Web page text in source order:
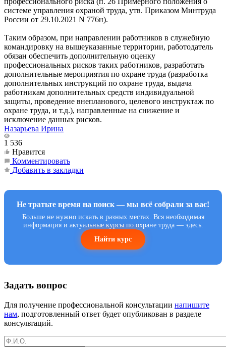
системе управления охраной труда, утв. Приказом Минтруда
России от 29.10.2021 N 776н).
Таким образом, при направлении работников в служебную
командировку на вышеуказанные территории, работодатель
обязан обеспечить дополнительную оценку
профессиональных рисков таких работников, разработать
дополнительные мероприятия по охране труда (разработка
дополнительных инструкций по охране труда, выдача
работникам дополнительных средств индивидуальной
защиты, проведение внепланового, целевого инструктаж по
охране труда, и т.д.), направленные на снижение и
исключение данных рисков.
Назарьева Ирина
1 536
Нравится
Комментировать
Добавить в закладки
Не тратьте время на поиск — мы всё собрали за вас!
Больше не нужно искать в разных местах. Вся необходимая
информация и актуальные курсы по охране труда — здесь.
Найти курс
Задать вопрос
Для получение профессиональной консультации напишите
нам, подготовленный ответ будет опубликован в разделе
консультаций.